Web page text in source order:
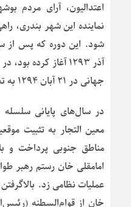
اعتدالیون، آرای مردم
نماینده این شهر بندری،
آذر ۱۲۹۳ آغاز کرده
جهانی در ۲۱ آبان ۱۲۹۴ به تعطیلی کشیده شد.
در سال‌های پایانی
معین التجار به تثبیت
مناطق جنوبی پرداخت و
امامقلی خان رستم رهبر
عملیات نظامی زد.
خان از قوام‌السطنه